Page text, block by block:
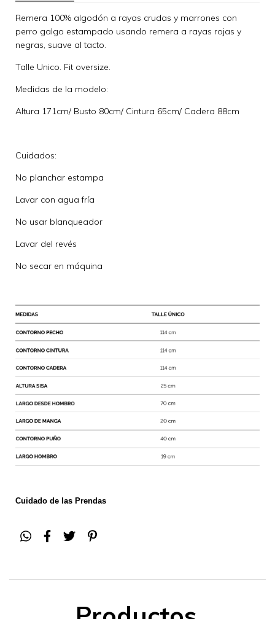
Remera 100% algodón a rayas crudas y marrones con
perro galgo estampado usando remera a rayas rojas y
negras, suave al tacto.
Talle Unico. Fit oversize.
Medidas de la modelo:
Altura 171cm/ Busto 80cm/ Cintura 65cm/ Cadera 88cm
Cuidados:
No planchar estampa
Lavar con agua fría
No usar blanqueador
Lavar del revés
No secar en máquina
Cuidado de las Prendas